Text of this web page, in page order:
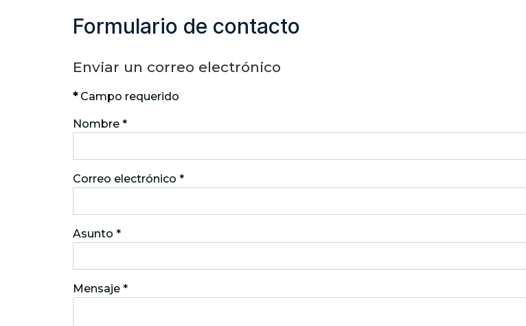
Formulario de contacto
Enviar un correo electrónico
*Campo requerido
Nombre *
Correo electrónico *
Asunto *
Mensaje *